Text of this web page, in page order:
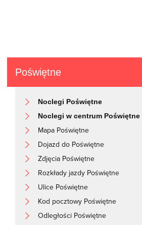
Poświętne
Noclegi Poświętne
Noclegi w centrum Poświętne
Mapa Poświętne
Dojazd do Poświętne
Zdjęcia Poświętne
Rozkłady jazdy Poświętne
Ulice Poświętne
Kod pocztowy Poświętne
Odległości Poświętne